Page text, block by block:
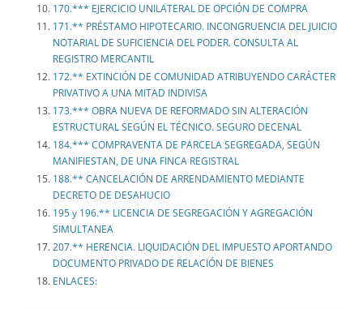
170.*** EJERCICIO UNILATERAL DE OPCIÓN DE COMPRA
171.** PRÉSTAMO HIPOTECARIO. INCONGRUENCIA DEL JUICIO
NOTARIAL DE SUFICIENCIA DEL PODER. CONSULTA AL
REGISTRO MERCANTIL
172.** EXTINCIÓN DE COMUNIDAD ATRIBUYENDO CARÁCTER
PRIVATIVO A UNA MITAD INDIVISA
173.*** OBRA NUEVA DE REFORMADO SIN ALTERACIÓN
ESTRUCTURAL SEGÚN EL TÉCNICO. SEGURO DECENAL
184.*** COMPRAVENTA DE PARCELA SEGREGADA, SEGÚN
MANIFIESTAN, DE UNA FINCA REGISTRAL
188.** CANCELACIÓN DE ARRENDAMIENTO MEDIANTE
DECRETO DE DESAHUCIO
195 y 196.** LICENCIA DE SEGREGACIÓN Y AGREGACIÓN
SIMULTANEA
207.** HERENCIA. LIQUIDACIÓN DEL IMPUESTO APORTANDO
DOCUMENTO PRIVADO DE RELACIÓN DE BIENES
ENLACES: